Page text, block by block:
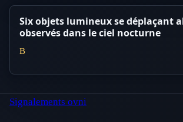
Six objets lumineux se déplaçant
observés dans le ciel nocturne
B
Signalements ovni